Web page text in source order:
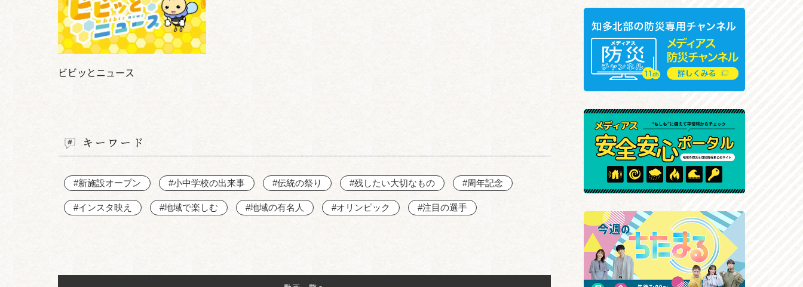
ビビッとニュース
キーワード
#新施設オープン #小中学校の出来事 #伝統の祭り #残したい大切なもの #周年記念
#インスタ映え #地域で楽しむ #地域の有名人 #オリンピック #注目の選手